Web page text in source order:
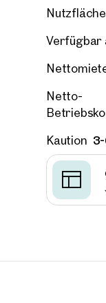
Nutzfläche
Verfügbar
Netto-
Kaution